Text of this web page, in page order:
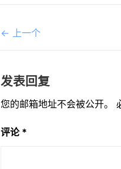
← 上一个
发表回复
您的邮箱地址不会被公开。
评论 *